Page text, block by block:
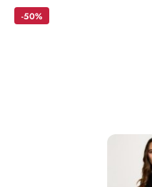
promocyjna:
przed
-50%